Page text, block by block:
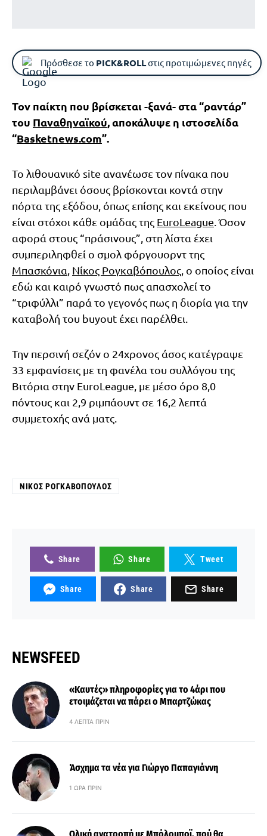
Πρόσθεσε το PICK&ROLLστις προτιμώμενες πηγές
Τον παίκτη που βρίσκεται -ξανά- στα “ραντάρ”
του Παναθηναϊκού, αποκάλυψε η ιστοσελίδα
“Basketnews.com”.
Το λιθουανικό site ανανέωσε τον πίνακα που
περιλαμβάνει όσους βρίσκονται κοντά στην
πόρτα της εξόδου, όπως επίσης και εκείνους που
είναι στόχοι κάθε ομάδας της EuroLeague . Όσον
αφορά στους “πράσινους”, στη λίστα έχει
συμπεριληφθεί ο σμολ φόργουορντ της
Μπασκόνια Νίκος Ρογκαβόπουλος , ο οποίος είναι
εδώ και καιρό γνωστό πως απασχολεί το
“τριφύλλι” παρά το γεγονός πως η διορία για την
καταβολή του buyout έχει παρέλθει.
Την περσινή σεζόν ο 24χρονος άσος κατέγραψε
33 εμφανίσεις με τη φανέλα του συλλόγου της
Βιτόρια στην EuroLeague, με μέσο όρο 8,0
πόντους και 2,9 ριμπάουντ σε 16,2 λεπτά
συμμετοχής ανά ματς.
ΝΊΚΟΣ ΡΟΓΚΑΒΌΠΟΥΛΟΣ
Share Share Tweet
Share Share Share
NEWSFEED
«Καυτές» πληροφορίες για το 4άρι που
ετοιμάζεται να πάρει ο Μπαρτζώκας
4 ΛΕΠΤΆ ΠΡΙΝ
Άσχημα τα νέα για Γιώργο Παπαγιάννη
1 ΏΡΑ ΠΡΙΝ